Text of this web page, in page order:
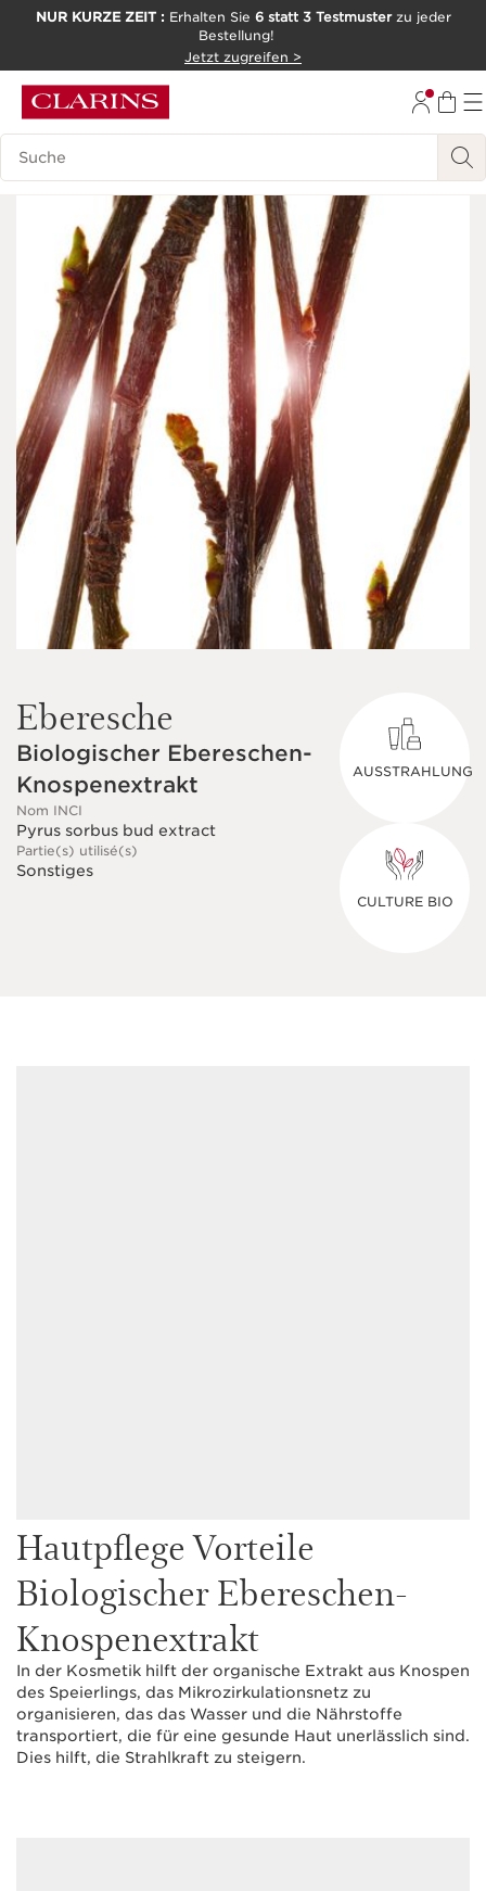
NUR KURZE ZEIT : Erhalten Sie 6 statt 3 Testmusterzu jeder
Bestellung!
Jetzt zugreifen >
Legende suchen
Eberesche
Biologischer Ebereschen-
Knospenextrakt
Nom INCI
Pyrus sorbus bud extract
Partie(s) utilisé(s)
Sonstiges
AUSSTRAHLUNG
CULTURE BIO
Hautpflege Vorteile
Biologischer Ebereschen-
Knospenextrakt
In der Kosmetik hilft der organische Extrakt aus Knospen
des Speierlings, das Mikrozirkulationsnetz zu
organisieren, das das Wasser und die Nährstoffe
transportiert, die für eine gesunde Haut unerlässlich sind.
Dies hilft, die Strahlkraft zu steigern.